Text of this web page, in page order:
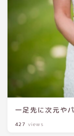
一足先に次元や
427 views